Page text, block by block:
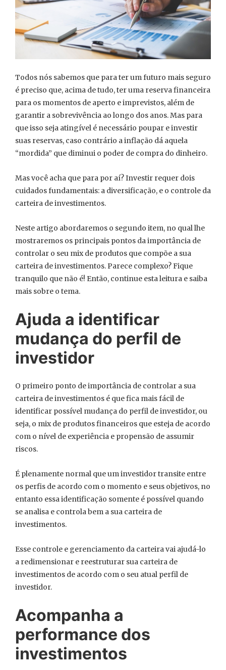
Todos nós sabemos que para ter um futuro mais seguro
é preciso que, acima de tudo, ter uma reserva financeira
para os momentos de aperto e imprevistos, além de
garantir a sobrevivência ao longo dos anos. Mas para
que isso seja atingível é necessário poupar e investir
suas reservas, caso contrário a inflação dá aquela
“mordida” que diminui o poder de compra do dinheiro.
Mas você acha que para por aí? Investir requer dois
cuidados fundamentais: a diversificação, e o controle da
carteira de investimentos.
Neste artigo abordaremos o segundo item, no qual lhe
mostraremos os principais pontos da importância de
controlar o seu mix de produtos que compõe a sua
carteira de investimentos. Parece complexo? Fique
tranquilo que não é! Então, continue esta leitura e saiba
mais sobre o tema.
Ajuda a identificar
mudança do perfil de
investidor
O primeiro ponto de importância de controlar a sua
carteira de investimentos é que fica mais fácil de
identificar possível mudança do perfil de investidor, ou
seja, o mix de produtos financeiros que esteja de acordo
com o nível de experiência e propensão de assumir
riscos.
É plenamente normal que um investidor transite entre
os perfis de acordo com o momento e seus objetivos, no
entanto essa identificação somente é possível quando
se analisa e controla bem a sua carteira de
investimentos.
Esse controle e gerenciamento da carteira vai ajudá-lo
a redimensionar e reestruturar sua carteira de
investimentos de acordo com o seu atual perfil de
investidor.
Acompanha a
performance dos
investimentos